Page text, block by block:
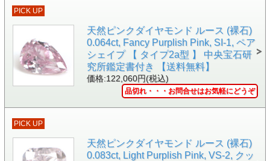
PICK UP
天然ピンクダイヤモンド ルース (裸石)
0.064ct, Fancy Purplish Pink, SI-1, ペア
シェイプ 【 タイプ2a型 】 中央宝石研
究所鑑定書付き 【送料無料】
価格:122,060円(税込)
品切れ・・・お問合せはお気軽にどうぞ
PICK UP
天然ピンクダイヤモンド ルース (裸石)
0.083ct, Light Purplish Pink, VS-2, クッ